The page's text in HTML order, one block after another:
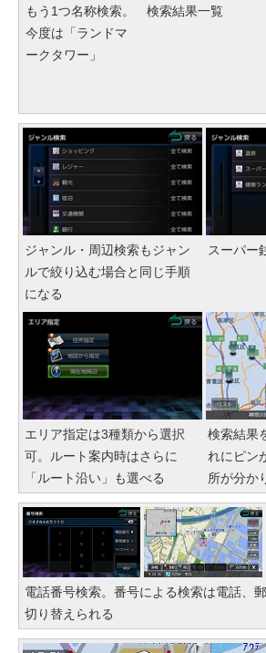
もう1つ名称検索。
今度は「ランドマ
ークタワー」
検索結果一覧
ジャンル・周辺検索もジャン
ルで絞り込む場合と同じ手順
になる
スーパー
エリア指定は3種類から選択
可。ルート案内時はさらに
「ルート沿い」も選べる
検索結果
れにピン
所が分か
電話番号検索。番号による検索は電話、
切り替えられる